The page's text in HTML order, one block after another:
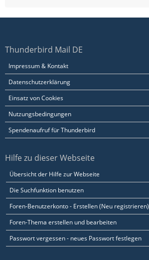
Thunderbird Mail DE
Impressum & Kontakt
Datenschutzerklärung
Einsatz von Cookies
Nutzungsbedingungen
Spendenaufruf für Thunderbird
Hilfe zu dieser Webseite
Übersicht der Hilfe zur Webseite
Die Suchfunktion benutzen
Foren-Benutzerkonto - Erstellen (Neu registrieren)
Foren-Thema erstellen und bearbeiten
Passwort vergessen - neues Passwort festlegen